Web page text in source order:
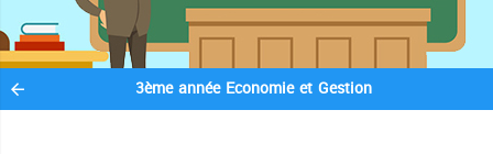
3ème année Economie et Gestion